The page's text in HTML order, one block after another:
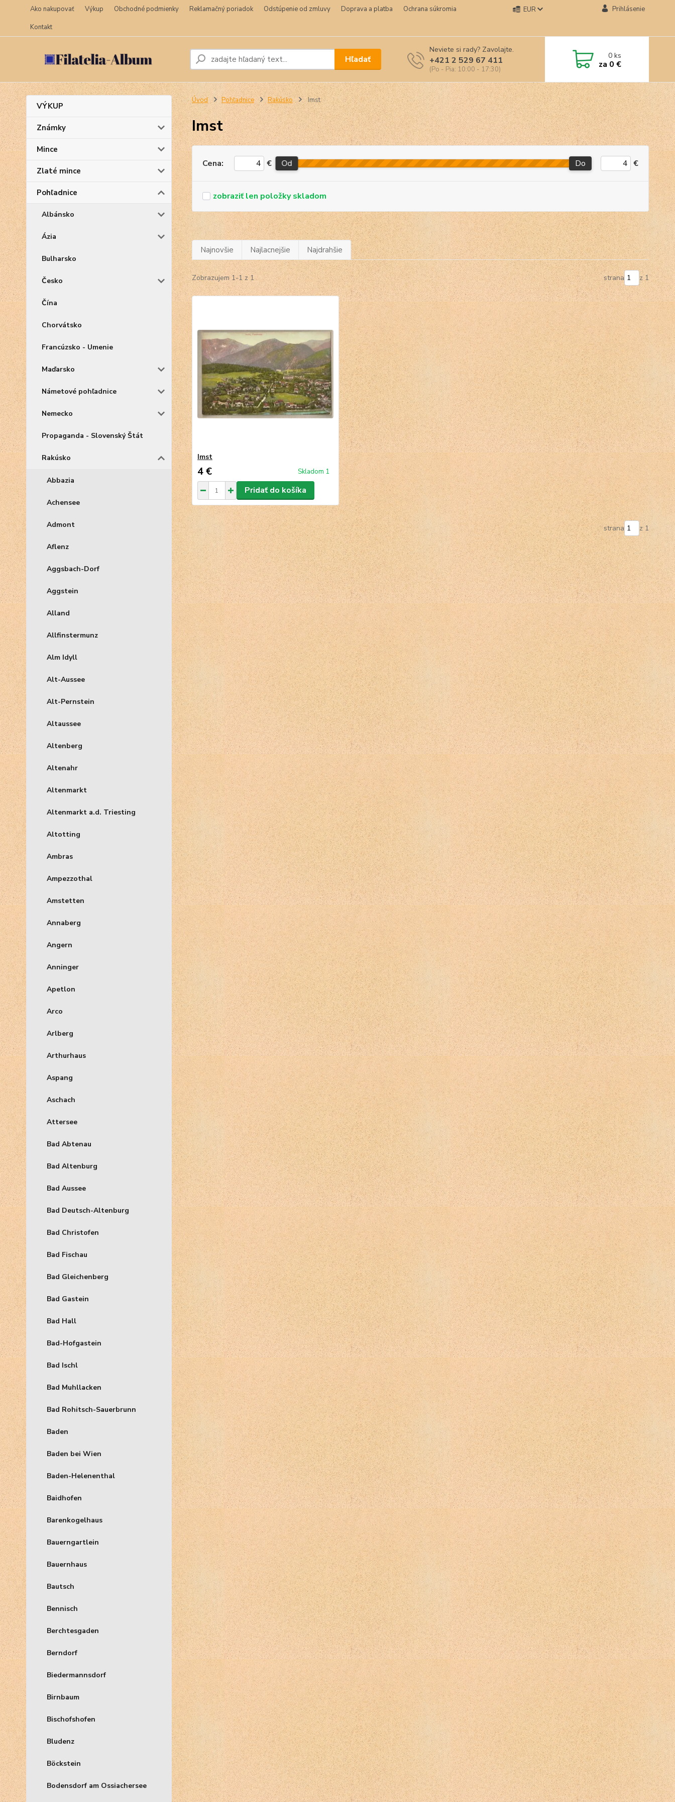
Ako nakupovať Výkup Obchodné podmienky Reklamačný poriadok Odstúpenie od zmluvy Doprava a platba
Ochrana súkromia
Kontakt
EUR Prihlásenie
Hľadať
Neviete si rady? Zavolajte.
+421 2 529 67 411
(Po - Pia: 10:00 - 17:30)
0ks
za 0 €
VÝKUP
Známky
Mince
Zlaté mince
Pohľadnice
Albánsko
Ázia
Bulharsko
Česko
Čína
Chorvátsko
Francúzsko - Umenie
Maďarsko
Námetové pohľadnice
Nemecko
Propaganda - Slovenský Štát
Rakúsko
Abbazia
Achensee
Admont
Aflenz
Aggsbach-Dorf
Aggstein
Alland
Allfinstermunz
Alm Idyll
Alt-Aussee
Alt-Pernstein
Altaussee
Altenberg
Altenahr
Altenmarkt
Altenmarkt a.d. Triesting
Altotting
Ambras
Ampezzothal
Amstetten
Annaberg
Angern
Anninger
Apetlon
Arco
Arlberg
Arthurhaus
Aspang
Aschach
Attersee
Bad Abtenau
Bad Altenburg
Bad Aussee
Bad Deutsch-Altenburg
Bad Christofen
Bad Fischau
Bad Gleichenberg
Bad Gastein
Bad Hall
Bad-Hofgastein
Bad Ischl
Bad Muhllacken
Bad Rohitsch-Sauerbrunn
Baden
Baden bei Wien
Baden-Helenenthal
Baidhofen
Barenkogelhaus
Bauerngartlein
Bauernhaus
Bautsch
Bennisch
Berchtesgaden
Berndorf
Biedermannsdorf
Birnbaum
Bischofshofen
Bludenz
Böckstein
Bodensdorf am Ossiachersee
Úvod Pohľadnice Rakúsko Imst
Imst
Cena: € Od Do €
skladom
Najnovšie Najlacnejšie Najdrahšie
Zobrazujem 1-1 z 1 strana z 1
Imst
4 € Skladom 1
Pridať do košíka
strana z 1